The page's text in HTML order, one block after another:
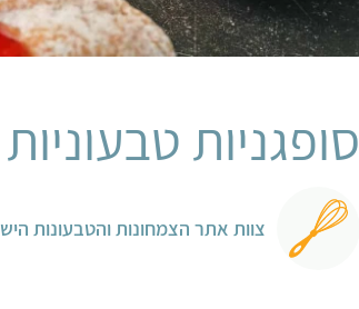
סופגניות טבעוניות
צוות אתר הצמחונות והטבעונות